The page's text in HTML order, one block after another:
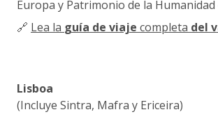
Europa y Patrimonio de la Humanidad
🔗 Lea la guía de viaje completa del
Lisboa
(Incluye Sintra, Mafra y Ericeira)